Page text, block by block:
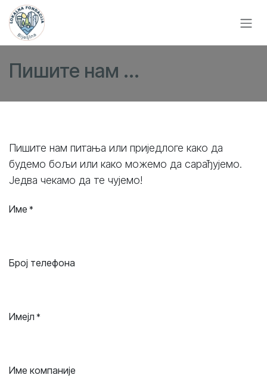
Skip to Content
Пишите нам ...
Пишите нам питања или приједлоге како да
будемо бољи или како можемо да сарађујемо.
Једва чекамо да те чујемо!
Име *
Број телефона
Имејл *
Име компаније